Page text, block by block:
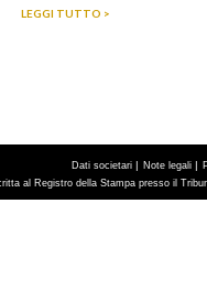
LEGGI TUTTO >
Dati societari | Note legali |
al Registro della Stampa presso il